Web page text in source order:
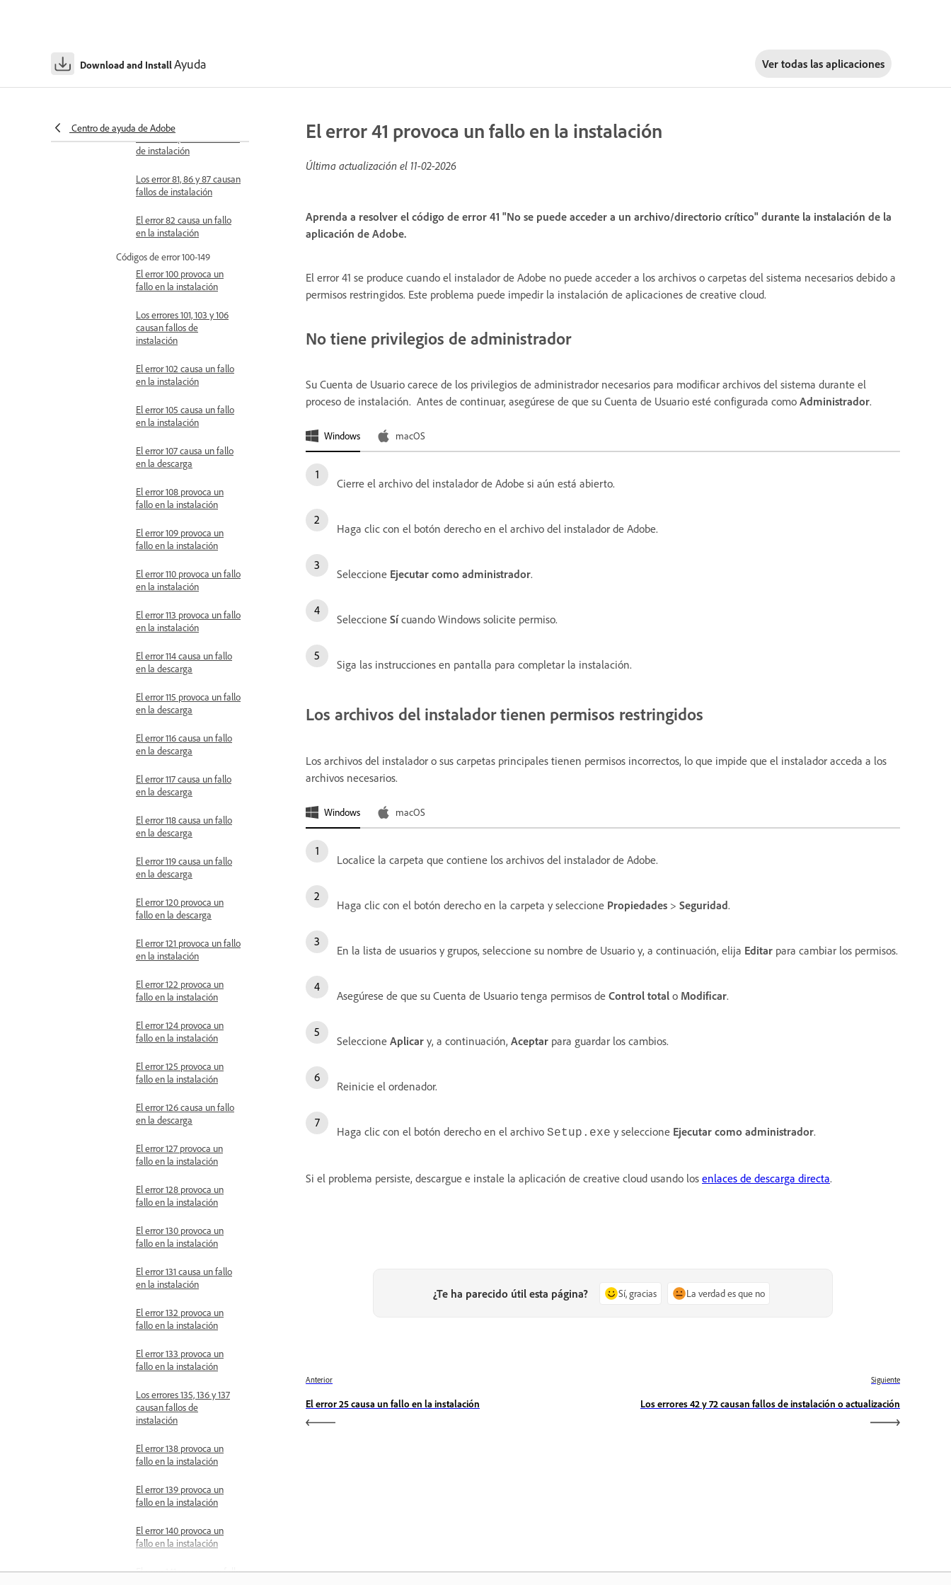
Download and InstallAyuda Ver todas las aplicaciones
Centro de ayuda de Adobe
fallos de instalación
de instalación
Los error 81, 86 y 87 causan
fallos de instalación
El error 82 causa un fallo
en la instalación
Códigos de error 100-149
El error 100 provoca un
fallo en la instalación
Los errores 101, 103 y 106
causan fallos de
instalación
El error 102 causa un fallo
en la instalación
El error 105 causa un fallo
en la instalación
El error 107 causa un fallo
en la descarga
El error 108 provoca un
fallo en la instalación
El error 109 provoca un
fallo en la instalación
El error 110 provoca un fallo
en la instalación
El error 113 provoca un fallo
en la instalación
El error 114 causa un fallo
en la descarga
El error 115 provoca un fallo
en la descarga
El error 116 causa un fallo
en la descarga
El error 117 causa un fallo
en la descarga
El error 118 causa un fallo
en la descarga
El error 119 causa un fallo
en la descarga
El error 120 provoca un
fallo en la descarga
El error 121 provoca un fallo
en la instalación
El error 122 provoca un
fallo en la instalación
El error 124 provoca un
fallo en la instalación
El error 125 provoca un
fallo en la instalación
El error 126 causa un fallo
en la descarga
El error 127 provoca un
fallo en la instalación
El error 128 provoca un
fallo en la instalación
El error 130 provoca un
fallo en la instalación
El error 131 causa un fallo
en la instalación
El error 132 provoca un
fallo en la instalación
El error 133 provoca un
fallo en la instalación
Los errores 135, 136 y 137
causan fallos de
instalación
El error 138 provoca un
fallo en la instalación
El error 139 provoca un
fallo en la instalación
El error 140 provoca un
fallo en la instalación
El error 141 provoca un fallo
El error 41 provoca un fallo en la instalación
Última actualización el 11-02-2026
Aprenda a resolver el código de error 41 "No se puede acceder a un archivo/directorio crítico" durante la instalación de la
aplicación de Adobe.
El error 41 se produce cuando el instalador de Adobe no puede acceder a los archivos o carpetas del sistema necesarios debido a
permisos restringidos. Este problema puede impedir la instalación de aplicaciones de creative cloud.
No tiene privilegios de administrador
Su Cuenta de Usuario carece de los privilegios de administrador necesarios para modificar archivos del sistema durante el
proceso de instalación. Antes de continuar, asegúrese de que su Cuenta de Usuario esté configurada como Administrador.
Windows macOS
Cierre el archivo del instalador de Adobe si aún está abierto.
Haga clic con el botón derecho en el archivo del instalador de Adobe.
Seleccione Ejecutar como administrador.
Seleccione Sícuando Windows solicite permiso.
Siga las instrucciones en pantalla para completar la instalación.
Los archivos del instalador tienen permisos restringidos
Los archivos del instalador o sus carpetas principales tienen permisos incorrectos, lo que impide que el instalador acceda a los
archivos necesarios.
Windows macOS
Localice la carpeta que contiene los archivos del instalador de Adobe.
Haga clic con el botón derecho en la carpeta y seleccione Propiedades > Seguridad.
En la lista de usuarios y grupos, seleccione su nombre de Usuario y, a continuación, elija Editar para cambiar los permisos.
Asegúrese de que su Cuenta de Usuario tenga permisos de Control total o Modificar.
Seleccione Aplicar y, a continuación, Aceptar para guardar los cambios.
Reinicie el ordenador.
Haga clic con el botón derecho en el archivo Setup.exe y seleccione Ejecutar como administrador.
Si el problema persiste, descargue e instale la aplicación de creative cloud usando los enlaces de descarga directa.
¿Te ha parecido útil esta página? Sí, gracias La verdad es que no
Anterior
El error 25 causa un fallo en la instalación
Siguiente
Los errores 42 y 72 causan fallos de instalación o actualización